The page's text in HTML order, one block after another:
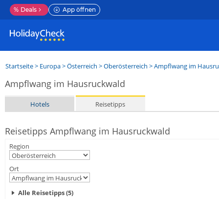
% Deals App öffnen
Startseite> Europa>Österreich >Oberösterreich >Ampflwang im
Ampflwang im Hausruckwald
Hotels Reisetipps
Reisetipps Ampflwang im Hausruckwald
Region
Ort
Alle Reisetipps (5)